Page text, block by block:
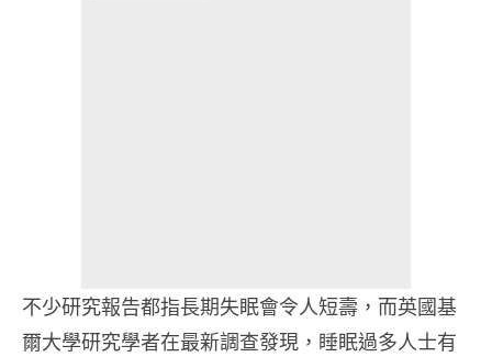
不少研究報告都指長期失眠會令人短壽，而英國基
爾大學研究學者在最新調查發現，睡眠過多人士有